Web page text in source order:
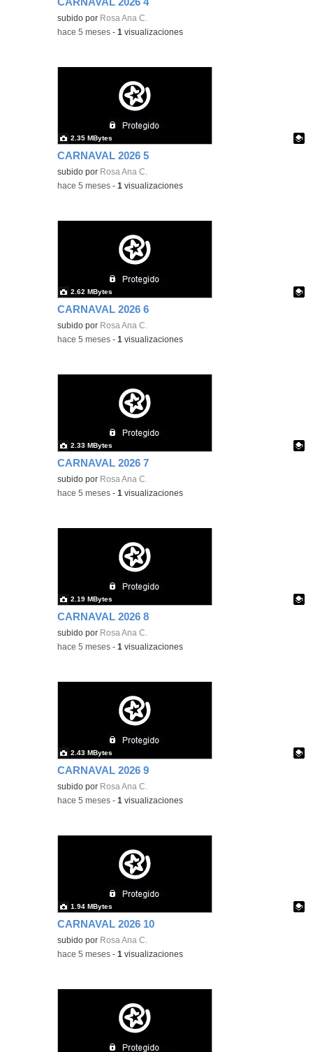
Contenido educativo.
subido por Rosa Ana C.
-hace 5 meses -1 visualizaciones
CARNAVAL 2026 5
Contenido educativo.
subido por Rosa Ana C.
2.35 MBytes
-hace 5 meses -1 visualizaciones
CARNAVAL 2026 6
Contenido educativo.
subido por Rosa Ana C.
2.62 MBytes
-hace 5 meses -1 visualizaciones
CARNAVAL 2026 7
Contenido educativo.
subido por Rosa Ana C.
2.33 MBytes
-hace 5 meses -1 visualizaciones
CARNAVAL 2026 8
Contenido educativo.
subido por Rosa Ana C.
2.19 MBytes
-hace 5 meses -1 visualizaciones
CARNAVAL 2026 9
Contenido educativo.
subido por Rosa Ana C.
2.43 MBytes
-hace 5 meses -1 visualizaciones
CARNAVAL 2026 10
Contenido educativo.
subido por Rosa Ana C.
1.94 MBytes
-hace 5 meses -1 visualizaciones